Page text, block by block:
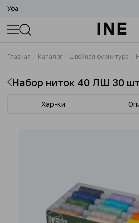
Уфа
Главная Каталог Швейная фурнитура
Набор ниток 40 ЛШ 30
Хар-ки